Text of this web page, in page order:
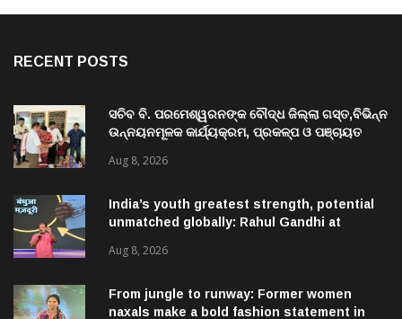
RECENT POSTS
ସଚିବ ବି. ପରମେଶ୍ୱରନଙ୍କ ବୌଦ୍ଧ ଜିଲ୍ଲା ଗସ୍ତ,ବିଭିନ୍ନ
ଉନ୍ନୟନମୂଳକ କାର୍ଯ୍ୟକ୍ରମ, ପ୍ରକଳ୍ପ ଓ ପଞ୍ଚାୟତ
Aug 8, 2026
India’s youth greatest strength, potential
unmatched globally: Rahul Gandhi at
Aug 8, 2026
From jungle to runway: Former women
naxals make a bold fashion statement in